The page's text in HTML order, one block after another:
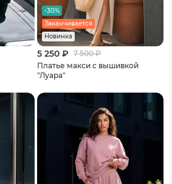
-30%
Заканчивается
Новинка
5 250 ₽ 7 500₽
Платье макси с вышивкой
"Луара"